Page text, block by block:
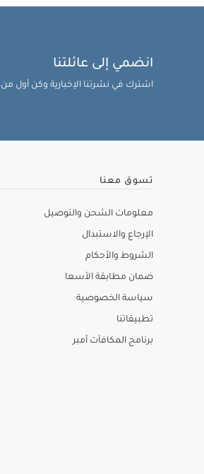
انضمي إلى عائلتنا
اشترك في نشرتنا الإخبارية وكن أول
تسوق معنا
معلومات الشحن والتوصيل
الإرجاع والاستبدال
الشروط والأحكام
ضمان مطابقة الأسعا
سياسة الخصوصية
تطبيقاتنا
برنامج المكافآت أمبر